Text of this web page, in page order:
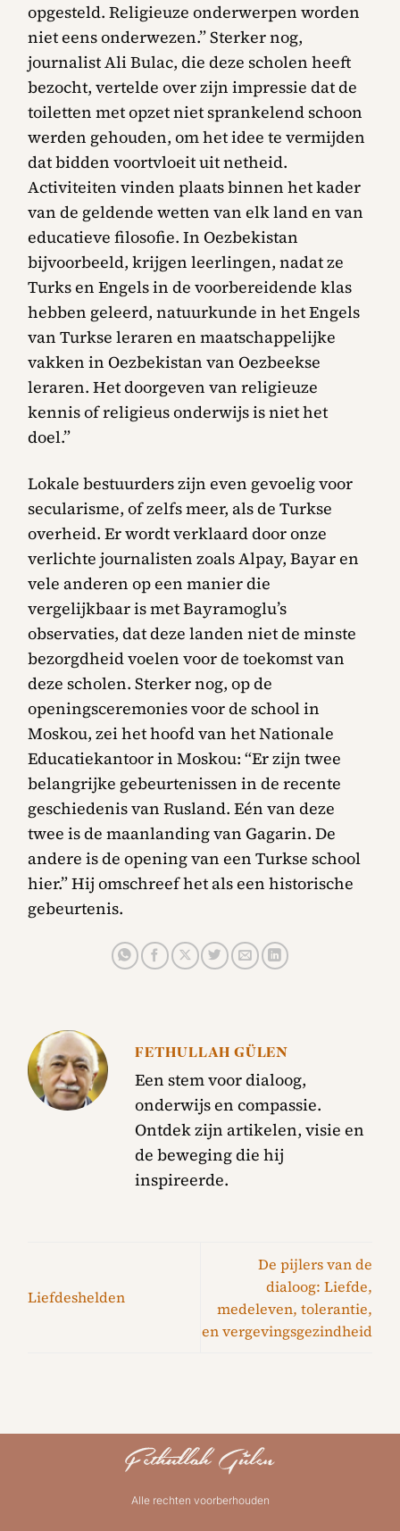
opgesteld. Religieuze onderwerpen worden
niet eens onderwezen.” Sterker nog,
journalist Ali Bulac, die deze scholen heeft
bezocht, vertelde over zijn impressie dat de
toiletten met opzet niet sprankelend schoon
werden gehouden, om het idee te vermijden
dat bidden voortvloeit uit netheid.
Activiteiten vinden plaats binnen het kader
van de geldende wetten van elk land en van
educatieve filosofie. In Oezbekistan
bijvoorbeeld, krijgen leerlingen, nadat ze
Turks en Engels in de voorbereidende klas
hebben geleerd, natuurkunde in het Engels
van Turkse leraren en maatschappelijke
vakken in Oezbekistan van Oezbeekse
leraren. Het doorgeven van religieuze
kennis of religieus onderwijs is niet het
doel.”
Lokale bestuurders zijn even gevoelig voor
secularisme, of zelfs meer, als de Turkse
overheid. Er wordt verklaard door onze
verlichte journalisten zoals Alpay, Bayar en
vele anderen op een manier die
vergelijkbaar is met Bayramoglu’s
observaties, dat deze landen niet de minste
bezorgdheid voelen voor de toekomst van
deze scholen. Sterker nog, op de
openingsceremonies voor de school in
Moskou, zei het hoofd van het Nationale
Educatiekantoor in Moskou: “Er zijn twee
belangrijke gebeurtenissen in de recente
geschiedenis van Rusland. Eén van deze
twee is de maanlanding van Gagarin. De
andere is de opening van een Turkse school
hier.” Hij omschreef het als een historische
gebeurtenis.
FETHULLAH GÜLEN
Een stem voor dialoog,
onderwijs en compassie.
Ontdek zijn artikelen, visie en
de beweging die hij
inspireerde.
Liefdeshelden
De pijlers van de
dialoog: Liefde,
medeleven, tolerantie,
en vergevingsgezindheid
Alle rechten voorberhouden